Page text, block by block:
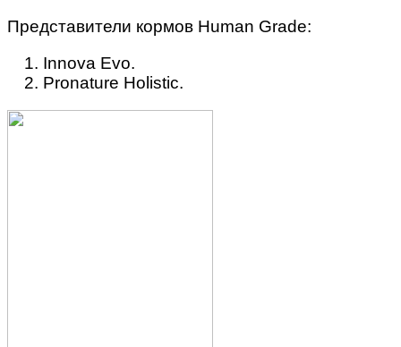
Представители кормов Human Grade:
Innova Evo.
Pronature Holistic.